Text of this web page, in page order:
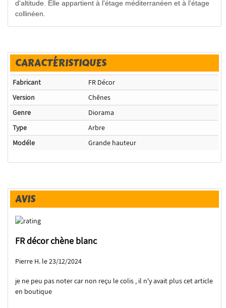
d'altitude. Elle appartient à l'étage méditerranéen et à l'étage
collinéen.
CARACTÉRISTIQUES
Fabricant
FR Décor
Version
Chênes
Genre
Diorama
Type
Arbre
Modéle
Grande hauteur
AVIS
FR décor chène blanc
Pierre H. le 23/12/2024
je ne peu pas noter car non reçu le colis , il n'y avait plus cet article
en boutique